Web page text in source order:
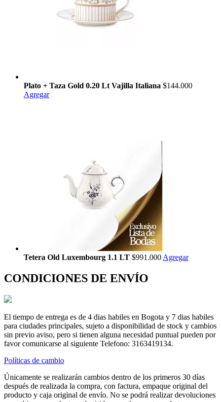
Plato + Taza Gold 0.20 Lt Vajilla Italiana $144.000
Agregar
Tetera Old Luxembourg 1.1 LT $991.000 Agregar
CONDICIONES DE ENVÍO
El tiempo de entrega es de 4 dias habiles en Bogota y 7 dias habiles
para ciudades principales, sujeto a disponibilidad de stock y cambios
sin previo aviso, pero si tienen alguna necesidad puntual pueden por
favor comunicarse al siguiente Telefono: 3163419134.
Políticas de cambio
Únicamente se realizarán cambios dentro de los primeros 30 días
después de realizada la compra, con factura, empaque original del
producto y caja original de envío. No se podrá realizar devoluciones